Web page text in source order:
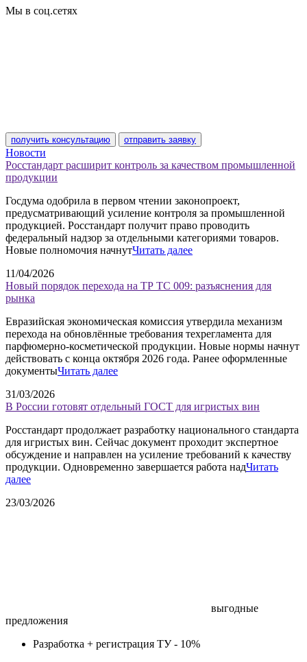
Мы в соц.сетях
получить консультацию отправить заявку
Новости
Росстандарт расширит контроль за качеством промышленной
продукции
Госдума одобрила в первом чтении законопроект,
предусматривающий усиление контроля за промышленной
продукцией. Росстандарт получит право проводить
федеральный надзор за отдельными категориями товаров.
Новые полномочия начнутЧитать далее
11/04/2026
Новый порядок перехода на ТР ТС 009: разъяснения для
рынка
Евразийская экономическая комиссия утвердила механизм
перехода на обновлённые требования техрегламента для
парфюмерно-косметической продукции. Новые нормы начнут
действовать с конца октября 2026 года. Ранее оформленные
документыЧитать далее
31/03/2026
В России готовят отдельный ГОСТ для игристых вин
Росстандарт продолжает разработку национального стандарта
для игристых вин. Сейчас документ проходит экспертное
обсуждение и направлен на усиление требований к качеству
продукции. Одновременно завершается работа надЧитать
далее
23/03/2026
выгодные
предложения
Разработка + регистрация ТУ - 10%